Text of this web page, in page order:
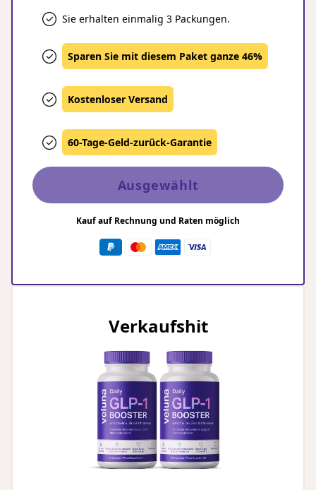
Sie erhalten einmalig 3 Packungen.
Sparen Sie mit diesem Paket ganze 46%
Kostenloser Versand
60-Tage-Geld-zurück-Garantie
Ausgewählt
Kauf auf Rechnung und Raten möglich
Verkaufshit